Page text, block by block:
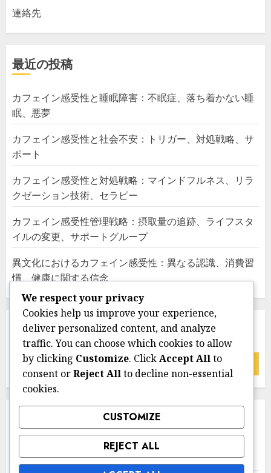
連絡先
最近の投稿
カフェイン感受性と睡眠障害：不眠症、落ち着かない睡
眠、悪夢
カフェイン感受性と社会不安：トリガー、対処戦略、サ
ポート
カフェイン感受性と対処戦略：マインドフルネス、リラ
クゼーション技術、セラピー
カフェイン感受性管理戦略：摂取量の追跡、ライフスタ
イルの変更、サポートグループ
異文化におけるカフェイン感受性：異なる認識、消費習
慣、健康に関する信念
検索
Search
for:
カフェインの心理的影響
We respect your privacy
Cookies help us improve your experience,
deliver personalized content, and analyze
traffic. You can choose which cookies to allow
by clicking Customize. ClickAccept Allto
consent orReject Allto decline non-essential
cookies.
CUSTOMIZE
REJECT ALL